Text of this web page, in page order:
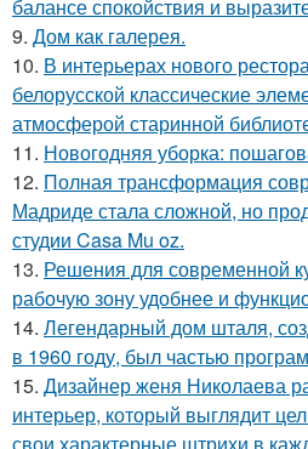
балансе спокойствия и
9. Дом как галерея.
10. В интерьерах нового
белорусской классические
атмосферой старинной
11. Новогодняя уборка:
12. Полная трансформация
Мадриде стала сложной, но
студии Casa Mu oz.
13. Решения для современной
рабочую зону удобнее и
14. Легендарный дом шталя,
в 1960 году, был частью
15. Дизайнер женя Николаева
интерьер, который выглядит